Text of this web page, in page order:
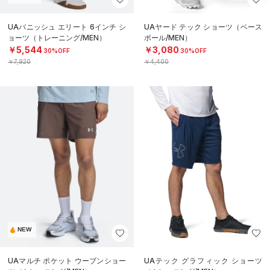
UAバニッシュ エリート 6インチ シ
ョーツ（トレーニング/MEN）
￥5,54430%OFF
￥7,920
UAヤード テック ショーツ（ベース
ボール/MEN）
￥3,080 30%OFF
￥4,400
NEW
UAマルチ ポケット ウーブンショー
UAテック グラフィック ショーツ